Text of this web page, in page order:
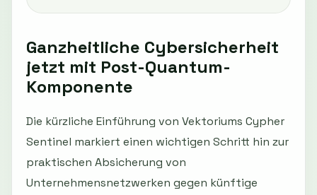
Ganzheitliche Cybersicherheit
jetzt mit Post-Quantum-
Komponente
Die kürzliche Einführung von Vektoriums Cypher
Sentinel markiert einen wichtigen Schritt hin zur
praktischen Absicherung von
Unternehmensnetzwerken gegen künftige